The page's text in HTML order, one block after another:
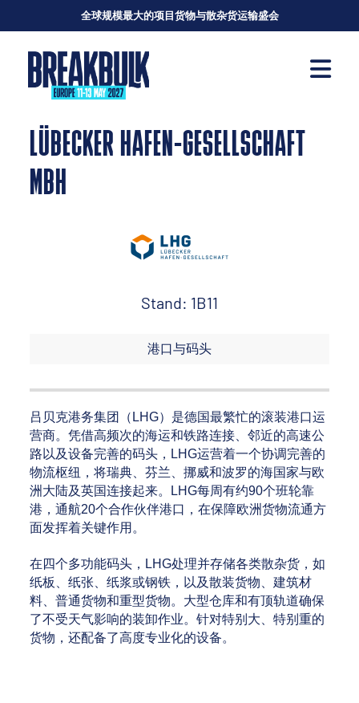
全球规模最大的项目货物与散杂货运输盛会
LÜBECKER HAFEN-GESELLSCHAFT
MBH
Stand: 1B11
港口与码头
吕贝克港务集团（LHG）是德国最繁忙的滚装港口运
营商。凭借高频次的海运和铁路连接、邻近的高速公
路以及设备完善的码头，LHG运营着一个协调完善的
物流枢纽，将瑞典、芬兰、挪威和波罗的海国家与欧
洲大陆及英国连接起来。LHG每周有约90个班轮靠
港，通航20个合作伙伴港口，在保障欧洲货物流通方
面发挥着关键作用。
在四个多功能码头，LHG处理并存储各类散杂货，如
纸板、纸张、纸浆或钢铁，以及散装货物、建筑材
料、普通货物和重型货物。大型仓库和有顶轨道确保
了不受天气影响的装卸作业。针对特别大、特别重的
货物，还配备了高度专业化的设备。